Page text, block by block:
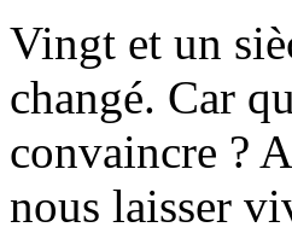
Vingt et un
changé. Car
convaincre ?
nous laisser